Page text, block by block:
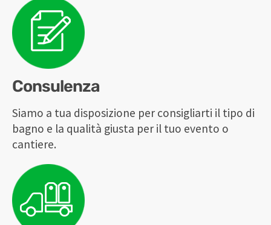
Consulenza
Siamo a tua disposizione per consigliarti il tipo di
bagno e la qualità giusta per il tuo evento o
cantiere.